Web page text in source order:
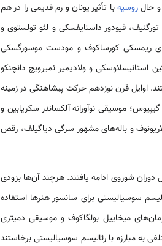
حالروسیهبا تأثیر یونان و رم قدیمی را در هم
فیودور داستایفسکی و لئو تولستوی و
ریمسکی کورساکوف و مودست موسورگسکی
و ولادیمیر نمیرویچ دانچنکو
اوایل قرن نوزدهم حرکت پیشاهنگی در زمینه
موسیقی نوآورانه آلکساندر سکریابین و
لاریونوف و باله‌های مشهور سرگی دیاگیلف، رقص
دوران شوروی ادامه یافتند. هرچند آن‌ها بزودی
سوسیالیستی برای سانسور هنرها استفاده
میخاییل بولگاکوف و موسیقی دمیتری
سال‌های 30 تا 70 قرن بیستم هنرمندان مختلفی به مبارزه با رئالیسم سوسیالیستی برخاستند